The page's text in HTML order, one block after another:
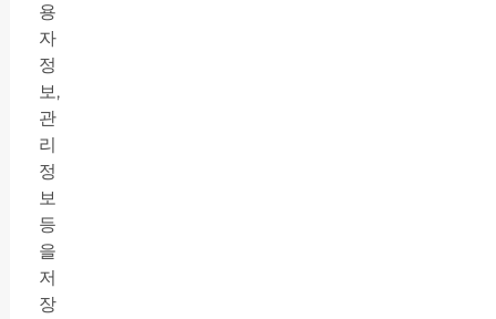
용
자
정
보,
관
리
정
보
등
을
저
장